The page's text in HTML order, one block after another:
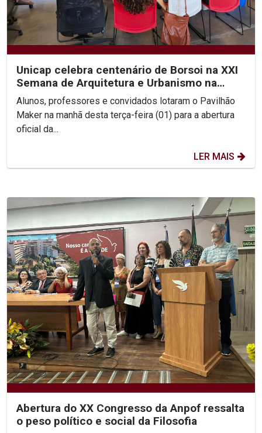
Unicap celebra centenário de Borsoi na XXI
Semana de Arquitetura e Urbanismo na
Unicap
Alunos, professores e convidados lotaram o Pavilhão
Maker na manhã desta terça-feira (01) para a abertura
oficial da...
LER MAIS
Abertura do XX Congresso da Anpof ressalta
o peso político e social da Filosofia